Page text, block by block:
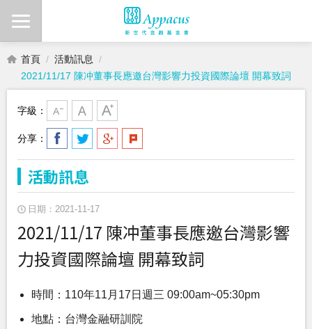
首頁
活動訊息
2021/11/17 陳冲董事長應邀台灣影響力投資國際論壇 開幕致詞
字級：
分享：
活動訊息
日期：2021-11-17
2021/11/17 陳冲董事長應邀台灣影響
力投資國際論壇 開幕致詞
時間：110年11月17日週三 09:00am~05:30pm
地點：台灣金融研訓院